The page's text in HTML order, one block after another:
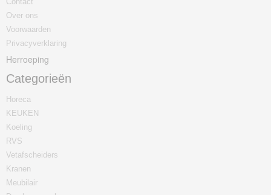
Over ons
Voorwaarden
Privacyverklaring
Herroeping
Categorieën
Horeca
KEUKEN
Koeling
RVS
Vetafscheiders
Kranen
Meubilair